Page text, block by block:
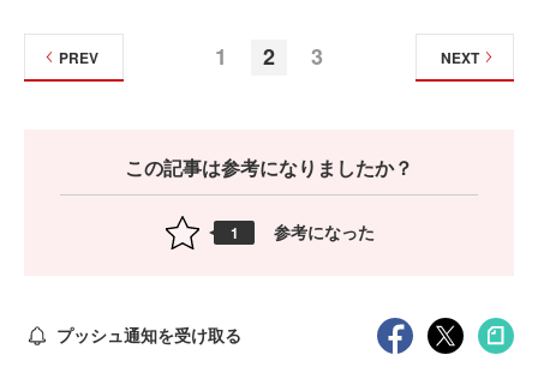
1 2 3
PREV NEXT
この記事は参考になりましたか？
1 参考になった
プッシュ通知を受け取る